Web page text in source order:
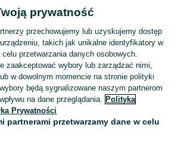
20 lipca 2026
HANDLOWY bez
- stała podstawa +
zł / mies. brutto
pracę, Umowa zlecenie
prywatność
przechowujemy lub uzyskujemy dostęp
takich jak unikalne identyfikatory w
przetwarzania danych osobowych.
zaakceptować wybory lub zarządzać nimi,
w dowolnym momencie na stronie polityki
będą sygnalizowane naszym partnerom
na dane przeglądania. Polityka
Prywatności
partnerami przetwarzamy dane w celu